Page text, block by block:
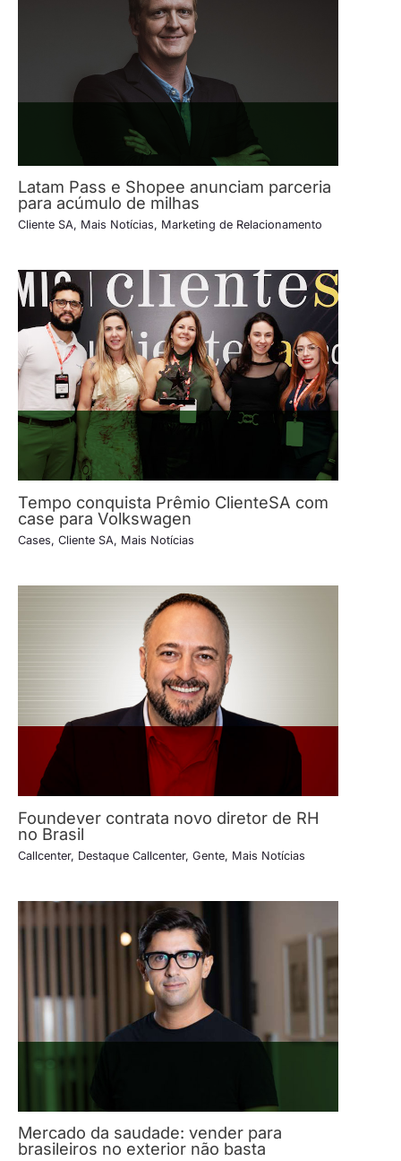
Latam Pass e Shopee anunciam parceria
para acúmulo de milhas
Cliente SA, Mais Notícias, Marketing de Relacionamento
Tempo conquista Prêmio ClienteSA com
case para Volkswagen
Cases, Cliente SA, Mais Notícias
Foundever contrata novo diretor de RH
no Brasil
Callcenter, Destaque Callcenter, Gente, Mais Notícias
Mercado da saudade: vender para
brasileiros no exterior não basta